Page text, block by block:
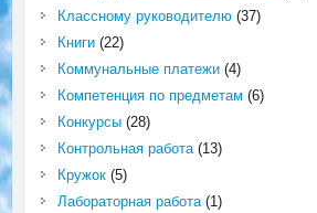
Классному руководителю(37)
Книги(22)
Коммунальные платежи(4)
Компетенция по предметам (6)
Конкурсы(28)
Контрольная работа(13)
Кружок(5)
Лабораторная работа(1)